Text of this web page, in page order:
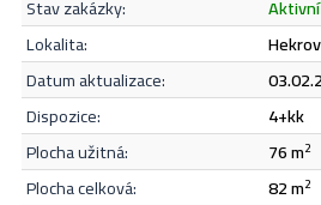
Souhlasím sezásadami
všechny, kteří hledají pohodlné rodinné
města je zajištěna prostřednictvím
pěší vzdálenosti zastávka autobusů s
případě zájmu o prohlídku nás
stav zakázky:
aktivní
lokalita:
datum aktualizace:
dispozice:
4+kk
plocha užitná:
76 m2
plocha celková: 82 m2